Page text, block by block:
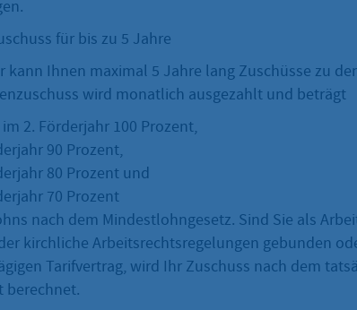
für bis zu 5 Jahre
kann Ihnen maximal 5 Jahre lang Zuschüsse zu
wird monatlich ausgezahlt und beträgt
2. Förderjahr 100 Prozent,
90 Prozent,
80 Prozent und
70 Prozent
nach dem Mindestlohngesetz. Sind Sie als
kirchliche Arbeitsrechtsregelungen gebunden
Tarifvertrag, wird Ihr Zuschuss nach dem
berechnet.